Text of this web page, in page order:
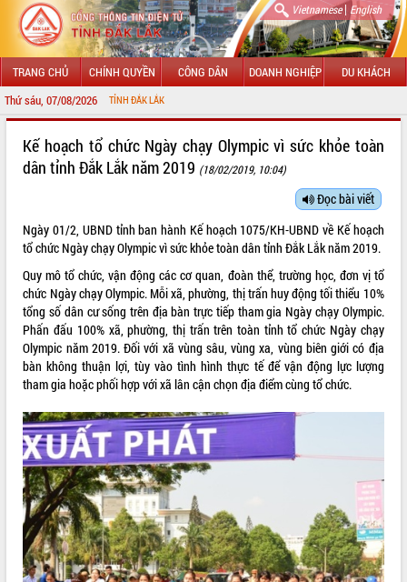
Vietnamese| English
TRANG CHỦ CHÍNH QUYỀN CÔNG DÂN DOANH NGHIỆP DU KHÁCH
Thứ sáu, 07/08/2026
LÃNH ĐẠO UBND TỈNH
SỞ, BAN, NGÀNH
UBND CÁC XÃ, PHƯỜNG
THÔNG TIN CHỈ ĐẠO ĐIỀU HÀNH
HỆ THỐNG VĂN BẢN
VĂN BẢN HĐND TỈNH
ĐIỂM TIN VĂN BẢN
QUY HOẠCH - KẾ HOẠCH
Kế hoạch tổ chức Ngày chạy Olympic vì sức khỏe toàn
dân tỉnh Đắk Lắk năm 2019 (18/02/2019, 10:04)
Đọc bài viết
Ngày 01/2, UBND tỉnh ban hành Kế hoạch 1075/KH-UBND về Kế hoạch
tổ chức Ngày chạy Olympic vì sức khỏe toàn dân tỉnh Đắk Lắk năm 2019.
Quy mô tổ chức, vận động các cơ quan, đoàn thể, trường học, đơn vị tổ
chức Ngày chạy Olympic. Mỗi xã, phường, thị trấn huy động tối thiểu 10%
tổng số dân cư sống trên địa bàn trực tiếp tham gia Ngày chạy Olympic.
Phấn đấu 100% xã, phường, thị trấn trên toàn tỉnh tổ chức Ngày chạy
Olympic năm 2019. Đối với xã vùng sâu, vùng xa, vùng biên giới có địa
bàn không thuận lợi, tùy vào tình hình thực tế để vận động lực lượng
tham gia hoặc phối hợp với xã lân cận chọn địa điểm cùng tổ chức.